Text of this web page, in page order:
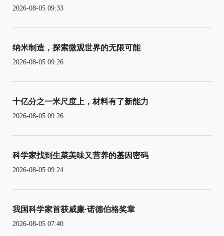
2026-08-05 09:33
纳米制造，探索微观世界的无限可能
2026-08-05 09:26
十亿分之一米尺度上，材料有了新能力
2026-08-05 09:26
科学家找到生菜美味又营养的基因密码
2026-08-05 09:24
我国科学家首获威廉·诺德伯格奖章
2026-08-05 07:40